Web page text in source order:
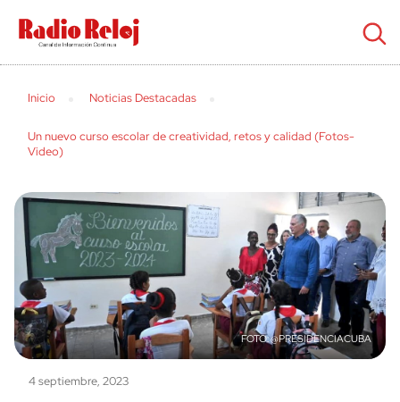
cerrar
Inicio Noticias Destacadas
Un nuevo curso escolar de creatividad, retos y calidad (Fotos-
Video)
@PRESIDENCIACUBA
4 septiembre, 2023